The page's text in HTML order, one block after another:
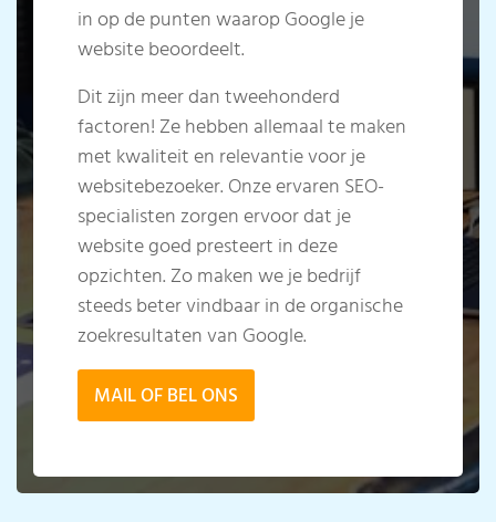
in op de punten waarop Google je
website beoordeelt.
Dit zijn meer dan tweehonderd
factoren! Ze hebben allemaal te maken
met kwaliteit en relevantie voor je
websitebezoeker. Onze ervaren SEO-
specialisten zorgen ervoor dat je
website goed presteert in deze
opzichten. Zo maken we je bedrijf
steeds beter vindbaar in de organische
zoekresultaten van Google.
MAIL OF BEL ONS